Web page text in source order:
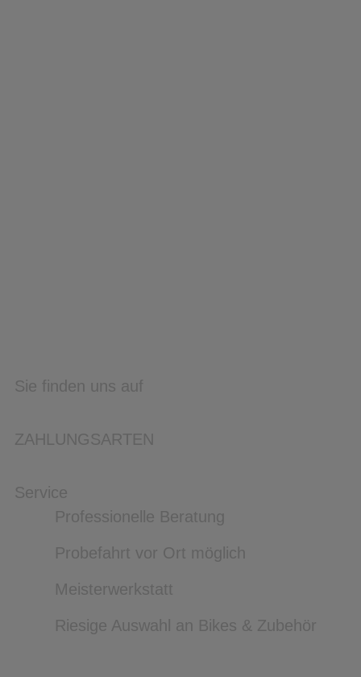
Sie finden uns auf
ZAHLUNGSARTEN
Service
Professionelle Beratung
Probefahrt vor Ort möglich
Meisterwerkstatt
Riesige Auswahl an Bikes & Zubehör